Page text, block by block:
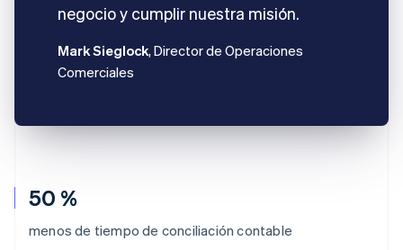
50 %
menos de tiempo de conciliación contable
negocio y cumplir nuestra misión.
Mark Sieglock, Director de Operaciones
Comerciales